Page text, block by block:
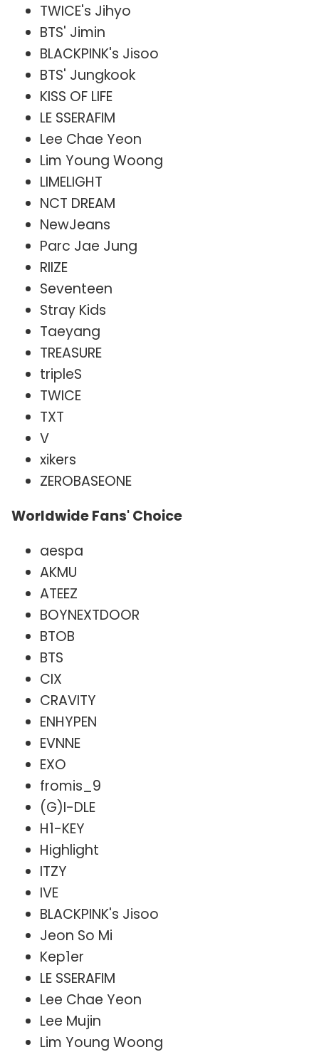
TWICE's Jihyo
BTS' Jimin
BLACKPINK's Jisoo
BTS' Jungkook
KISS OF LIFE
LE SSERAFIM
Lee Chae Yeon
Lim Young Woong
LIMELIGHT
NCT DREAM
NewJeans
Parc Jae Jung
RIIZE
Seventeen
Stray Kids
Taeyang
TREASURE
tripleS
TWICE
TXT
V
xikers
ZEROBASEONE
Worldwide Fans' Choice
aespa
AKMU
ATEEZ
BOYNEXTDOOR
BTOB
BTS
CIX
CRAVITY
ENHYPEN
EVNNE
EXO
fromis_9
(G)I-DLE
H1-KEY
Highlight
ITZY
IVE
BLACKPINK's Jisoo
Jeon So Mi
Kep1er
LE SSERAFIM
Lee Chae Yeon
Lee Mujin
Lim Young Woong